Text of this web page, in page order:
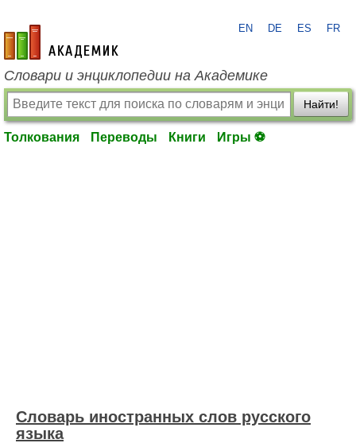
academic.ru
EN DE ES FR
Словари и энциклопедии на Академике
Найти!
Толкования Переводы Книги Игры ⚽
Словарь иностранных слов русского
языка